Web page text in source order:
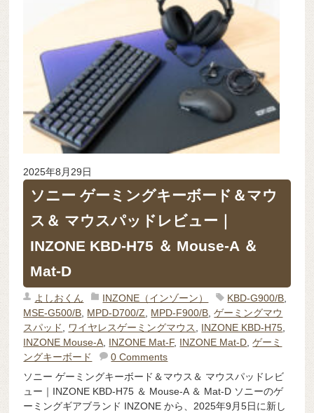
2025年8月29日
ソニー ゲーミングキーボード＆マウ
ス＆ マウスパッドレビュー｜
INZONE KBD-H75 ＆ Mouse-A ＆
Mat-D
よしおくん INZONE（インゾーン） KBD-G900/B
MSE-G500/B MPD-D700/Z MPD-F900/B ,ゲーミングマウ
スパッド
ワイヤレスゲーミングマウス INZONE KBD-H75
INZONE Mouse-A INZONE Mat-F, INZONE Mat-D ,ゲーミ
ングキーボード
0 Comments
ソニー ゲーミングキーボード＆マウス＆ マウスパッドレビ
ュー｜INZONE KBD-H75 ＆ Mouse-A ＆ Mat-D ソニーのゲ
ーミングギアブランド INZONE から、2025年9月5日に新し